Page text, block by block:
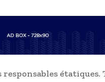
étatiques.